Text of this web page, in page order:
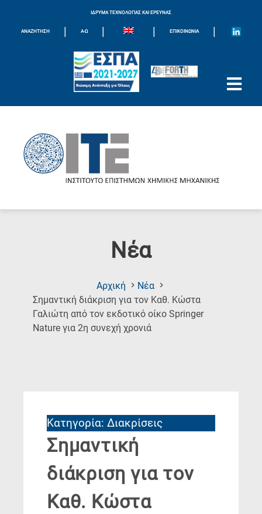
ΙΔΡΥΜΑ ΤΕΧΝΟΛΟΓΙΑΣ ΚΑΙ ΕΡΕΥΝΑΣ
ΑΝΑΖΗΤΗΣΗ | Α-Ω | | ΕΠΙΚΟΙΝΩΝΊΑ |
Νέα
Αρχική
Νέα
Σημαντική διάκριση για τον Καθ. Κώστα
Γαλιώτη από τον εκδοτικό οίκο Springer
Nature για 2η συνεχή χρονιά(Current
Κατηγορία: Διακρίσεις
Σημαντική
διάκριση για τον
Καθ. Κώστα